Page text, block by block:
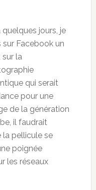
quelques jours, je
sur Facebook un
la
qui serait
pour une
de la génération
il faudrait
la pellicule se
poignée
les réseaux